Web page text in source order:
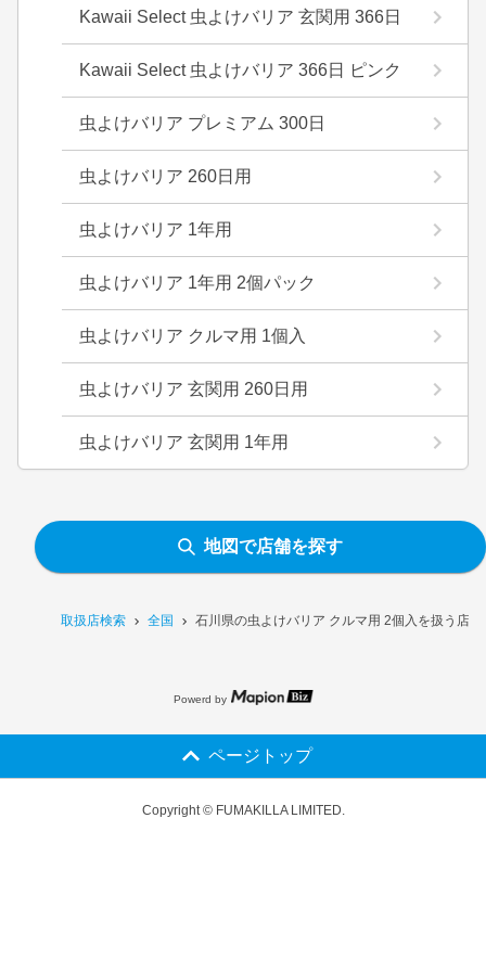
取扱店検索 全国 石川県の虫よけバリア クルマ用 2個入を扱う店舗
Kawaii Select 虫よけバリア 玄関用 366日
Kawaii Select 虫よけバリア 366日 ピンク
虫よけバリア プレミアム 300日
虫よけバリア 260日用
虫よけバリア 1年用
虫よけバリア 1年用 2個パック
虫よけバリア クルマ用 1個入
虫よけバリア 玄関用 260日用
虫よけバリア 玄関用 1年用
地図で店舗を探す
Powerd by
ページトップ
Copyright © FUMAKILLA LIMITED.